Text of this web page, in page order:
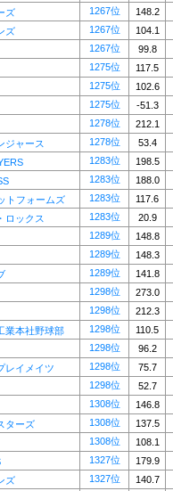
ズ 1267位
148.2
ズ 1267位
104.1
1267位
99.8
1275位
117.5
1275位
102.6
1275位
-51.3
1278位
212.1
ジャース 1278位
53.4
1283位
198.5
1283位
188.0
トフォームズ 1283位
117.6
ロックス 1283位
20.9
1289位
148.8
1289位
148.3
1289位
141.8
1298位
273.0
1298位
212.3
業本社野球部 1298位
110.5
1298位
96.2
レイメイツ 1298位
75.7
1298位
52.7
1308位
146.8
ターズ 1308位
137.5
1308位
108.1
1327位
179.9
ズ 1327位
140.7